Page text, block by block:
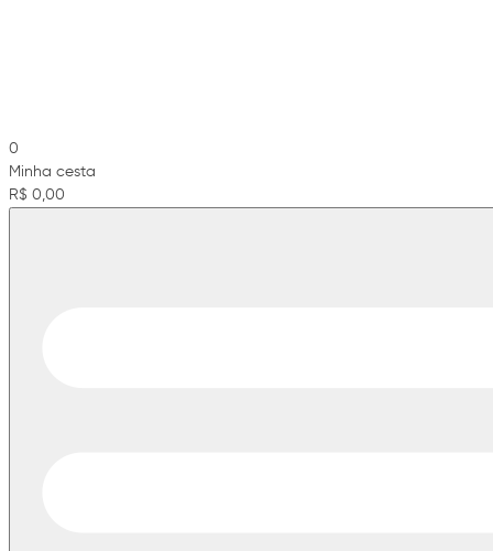
0
Minha cesta
R$ 0,00